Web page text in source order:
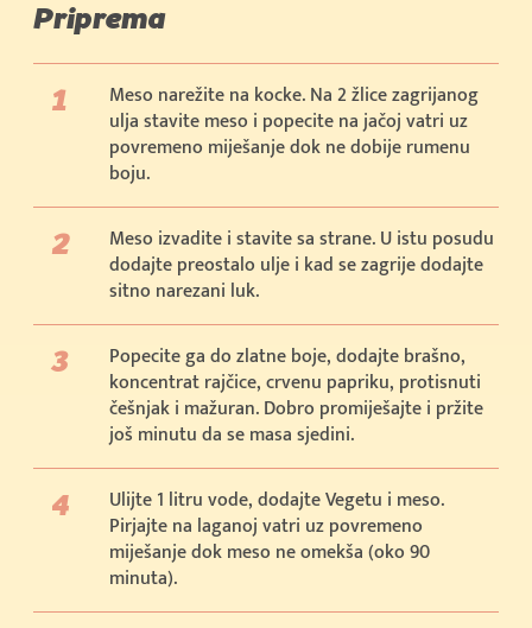
Priprema
Meso narežite na kocke. Na 2 žlice zagrijanog
ulja stavite meso i popecite na jačoj vatri uz
povremeno miješanje dok ne dobije rumenu
boju.
Meso izvadite i stavite sa strane. U istu posudu
dodajte preostalo ulje i kad se zagrije dodajte
sitno narezani luk.
Popecite ga do zlatne boje, dodajte brašno,
koncentrat rajčice, crvenu papriku, protisnuti
češnjak i mažuran. Dobro promiješajte i pržite
još minutu da se masa sjedini.
Ulijte 1 litru vode, dodajte Vegetu i meso.
Pirjajte na laganoj vatri uz povremeno
miješanje dok meso ne omekša (oko 90
minuta).